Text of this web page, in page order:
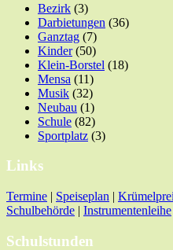
Bezirk (3)
Darbietungen (36)
Ganztag (7)
Kinder(50)
Klein-Borstel (18)
Mensa (11)
Musik (32)
Neubau (1)
Schule (82)
Sportplatz (3)
Links
Termine | Speiseplan |
Schulbehörde | Instrumentenleihe
Schulstunden